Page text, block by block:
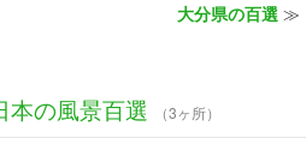
大分県の百選 ≫
本の風景百選 （3ヶ所）